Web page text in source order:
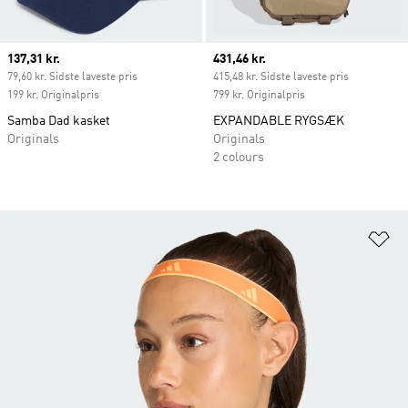
Current price
137,31 kr.
79,60 kr. Sidste laveste pris
199 kr. Originalpris
Samba Dad kasket
Originals
Current price
431,46 kr.
415,48 kr. Sidste laveste pris
799 kr. Originalpris
EXPANDABLE RYGSÆK
Originals
2 colours